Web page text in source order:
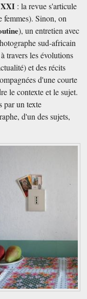
XXI: la revue s'articule
femmes). Sinon, on
), un entretien avec
sud-africain
travers les évolutions
et des récits
d'une courte
le contexte et le sujet.
par un texte
d'un des sujets,